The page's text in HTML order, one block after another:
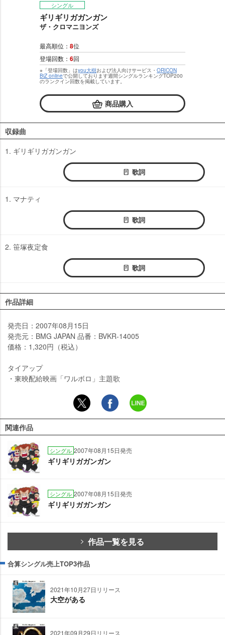
シングル
ギリギリガガンガン
ザ・クロマニヨンズ
最高順位： 8位
登場回数： 6回
※「登場回数」はyou大樹および法人向けサービス・ ORICON
BiZ onlineで公開しております週間シングルランキングTOP200
のランクイン回数を掲載しています。
商品購入
収録曲
1. ギリギリガガンガン
歌詞
1. マナティ
歌詞
2. 笹塚夜定食
歌詞
作品詳細
発売日：2007年08月15日
発売元：BMG JAPAN 品番：BVKR-14005
価格：1,320円（税込）
タイアップ
・東映配給映画「ワルボロ」主題歌
関連作品
シングル 2007年08月15日発売
ギリギリガガンガン
シングル 2007年08月15日発売
ギリギリガガンガン
作品一覧を見る
合算シングル売上TOP3作品
2021年10月27日リリース
大空がある
2021年09月29日リリース